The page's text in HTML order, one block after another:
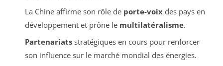
La Chine affirme son rôle de porte-voixdes pays en
développement et prône le multilatéralisme.
Partenariatsstratégiques en cours pour renforcer
son influence sur le marché mondial des énergies.